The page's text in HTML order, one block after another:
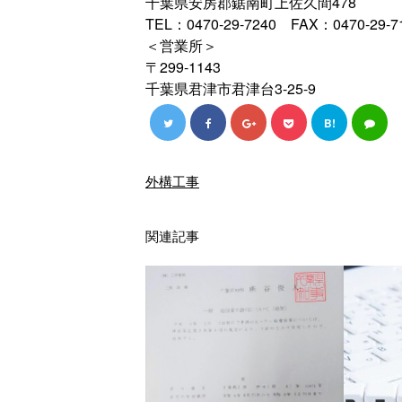
TEL：0470-29-7240 FAX：0470-29-
＜営業所＞
〒299-1143
千葉県君津市君津台3-25-9
B!
外構工事
関連記事